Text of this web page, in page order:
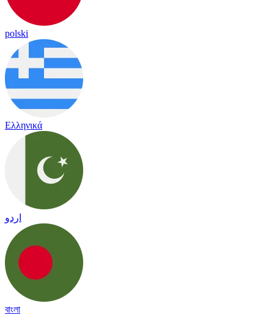
polski
Ελληνικά
اردو
বাংলা